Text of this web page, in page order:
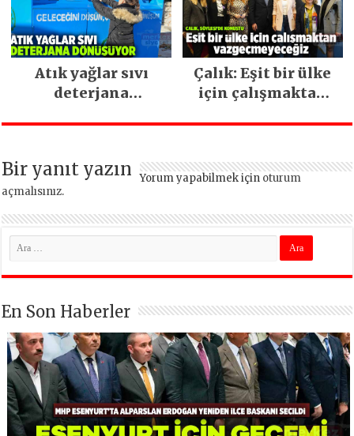
Atık yağlar sıvı
deterjana
Çalık: Eşit bir ülke
için çalışmaktan
Bir yanıt yazın Yorum yapabilmek için oturum
açmalısınız.
En Son Haberler